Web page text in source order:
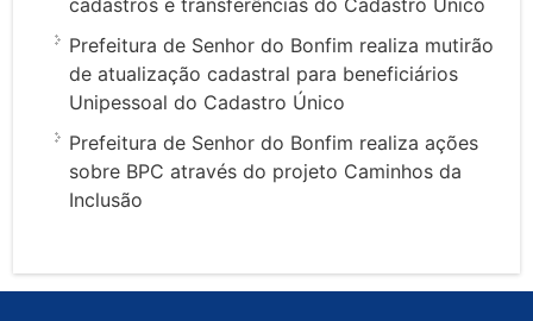
Prefeitura de Senhor do Bonfim realiza mutirão
de atualização cadastral para beneficiários
Unipessoal do Cadastro Único
Prefeitura de Senhor do Bonfim realiza ações
sobre BPC através do projeto Caminhos da
Inclusão